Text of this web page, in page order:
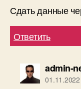
Сдать данные
Ответить
admin-